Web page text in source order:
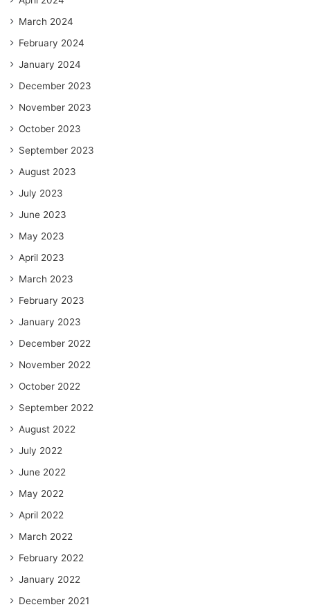
March 2024
February 2024
January 2024
December 2023
November 2023
October 2023
September 2023
August 2023
July 2023
June 2023
May 2023
April 2023
March 2023
February 2023
January 2023
December 2022
November 2022
October 2022
September 2022
August 2022
July 2022
June 2022
May 2022
April 2022
March 2022
February 2022
January 2022
December 2021